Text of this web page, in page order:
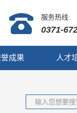
服务热线:
0371-
成果 人才